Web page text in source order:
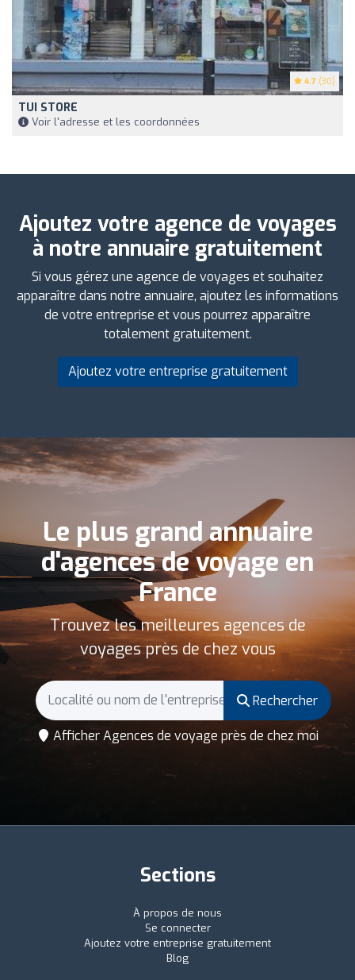
4.7 (30)
TUI STORE
Voir l'adresse et les coordonnées
Ajoutez votre agence de voyages
à notre annuaire gratuitement
Si vous gérez une agence de voyages et souhaitez
apparaître dans notre annuaire, ajoutez les informations
de votre entreprise et vous pourrez apparaître
totalement gratuitement.
Ajoutez votre entreprise gratuitement
Le plus grand annuaire
d'agences de voyage en
France
Trouvez les meilleures agences de
voyages près de chez vous
Rechercher
Afficher Agences de voyage près de chez moi
Sections
À propos de nous
Se connecter
Ajoutez votre entreprise gratuitement
Blog